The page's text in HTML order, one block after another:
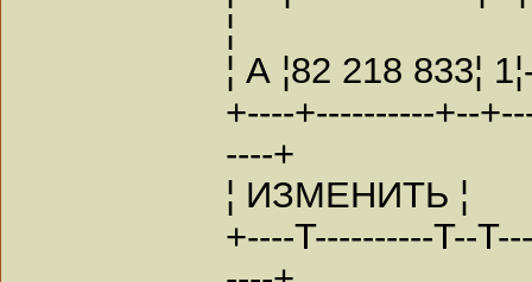
¦
¦ А ¦82 218 833¦
+----+----------+--
----+
¦ ИЗМЕНИТЬ ¦
+----T----------T--